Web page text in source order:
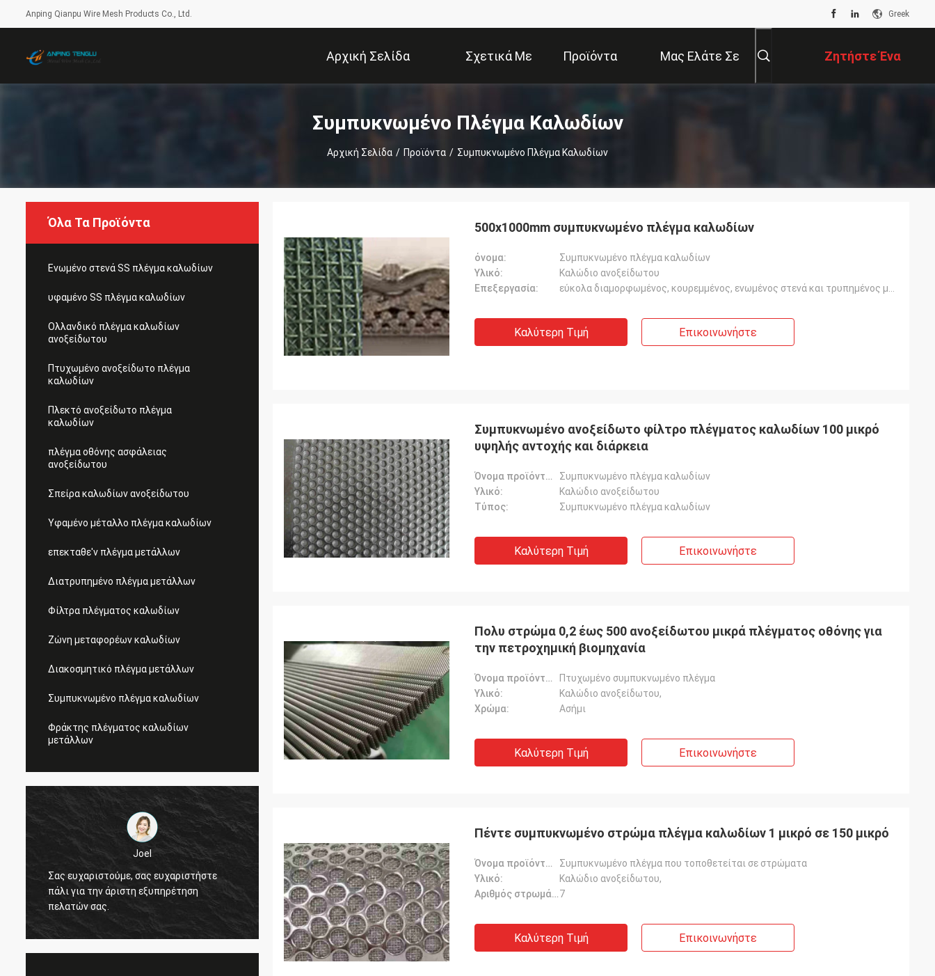
Anping Qianpu Wire Mesh Products Co., Ltd. Greek
Αρχική Σελίδα Σχετικά Με
Εμάς
Προϊόντα Μας Ελάτε Σε Ζητήστε Ένα
Απόσπασμα
Συμπυκνωμένο Πλέγμα Καλωδίων
Αρχική Σελίδα / Προϊόντα / Συμπυκνωμένο Πλέγμα Καλωδίων
Όλα Τα Προϊόντα
Ενωμένο στενά SS πλέγμα καλωδίων
υφαμένο SS πλέγμα καλωδίων
Ολλανδικό πλέγμα καλωδίων
ανοξείδωτου
Πτυχωμένο ανοξείδωτο πλέγμα
καλωδίων
Πλεκτό ανοξείδωτο πλέγμα
καλωδίων
πλέγμα οθόνης ασφάλειας
ανοξείδωτου
Σπείρα καλωδίων ανοξείδωτου
Υφαμένο μέταλλο πλέγμα καλωδίων
επεκταθε'ν πλέγμα μετάλλων
Διατρυπημένο πλέγμα μετάλλων
Φίλτρα πλέγματος καλωδίων
Ζώνη μεταφορέων καλωδίων
Διακοσμητικό πλέγμα μετάλλων
Συμπυκνωμένο πλέγμα καλωδίων
Φράκτης πλέγματος καλωδίων
μετάλλων
Joel
Σας ευχαριστούμε, σας ευχαριστήστε
πάλι για την άριστη εξυπηρέτηση
πελατών σας.
Joel
Σας ευχαριστούμε, σας ευχαριστήστε
πάλι για την άριστη εξυπηρέτηση
πελατών σας.
500x1000mm συμπυκνωμένο πλέγμα καλωδίων
όνομα:
Συμπυκνωμένο πλέγμα καλωδίων
Υλικό:
Καλώδιο ανοξείδωτου
Επεξεργασία:
Καλύτερη Τιμή Επικοινωνήστε
Συμπυκνωμένο ανοξείδωτο φίλτρο πλέγματος καλωδίων 100 μικρό
υψηλής αντοχής και διάρκεια
Όνομα προϊόντων:
Συμπυκνωμένο πλέγμα καλωδίων
Υλικό:
Καλώδιο ανοξείδωτου
Τύπος:
Συμπυκνωμένο πλέγμα καλωδίων
Καλύτερη Τιμή Επικοινωνήστε
Πολυ στρώμα 0,2 έως 500 ανοξείδωτου μικρά πλέγματος οθόνης για
την πετροχημική βιομηχανία
Όνομα προϊόντων:
Πτυχωμένο συμπυκνωμένο πλέγμα
Υλικό:
Καλώδιο ανοξείδωτου,
Χρώμα:
Ασήμι
Καλύτερη Τιμή Επικοινωνήστε
Πέντε συμπυκνωμένο στρώμα πλέγμα καλωδίων 1 μικρό σε 150 μικρό
Όνομα προϊόντων:
Συμπυκνωμένο πλέγμα που τοποθετείται σε στρώματα
Υλικό:
Καλώδιο ανοξείδωτου,
Αριθμός στρωμάτων:7
Καλύτερη Τιμή Επικοινωνήστε